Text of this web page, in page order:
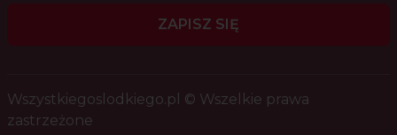
ZAPISZ SIĘ
Wszystkiegoslodkiego.pl © Wszelkie prawa
zastrzeżone